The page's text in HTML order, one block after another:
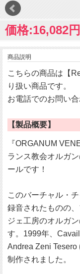
価格:16,082
商品説明
こちらの商品は【
り扱い商品です。
お電話でのお問い
【製品概要】
『ORGANUM
ランス教会オルガ
ールです！
このバーチャル・
録音されたものの
ジェ工房のオルガ
す。1999年、
Andrea Zeni Tesero
制作されました。